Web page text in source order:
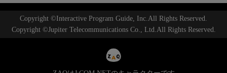
Copyright ©Interactive Program Guide, Inc.All Rights Reserved.
Copyright ©Jupiter Telecommunications Co., Ltd.All Rights Reserved.